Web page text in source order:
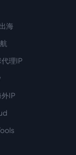
海
理IP
IP